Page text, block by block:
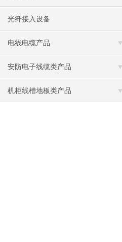
光纤接入设备
电线电缆产品
安防电子线缆类产品
机柜线槽地板类产品